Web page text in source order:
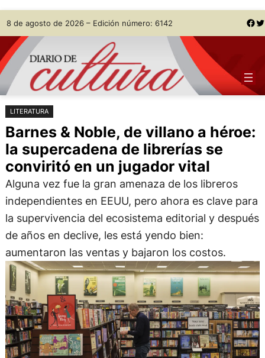
Saltar
al
contenido
Skip
to
content
8 de agosto de 2026 – Edición número: 6142 Facebook Twitter
LITERATURA
Barnes & Noble, de villano a héroe:
la supercadena de librerías se
conviritó en un jugador vital
Alguna vez fue la gran amenaza de los libreros
independientes en EEUU, pero ahora es clave para
la supervivencia del ecosistema editorial y después
de años en declive, les está yendo bien:
aumentaron las ventas y bajaron los costos.